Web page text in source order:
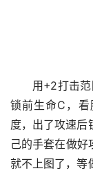
用+2打击
锁前生命C，
度，出了攻速后
己的手套在做好
就不上图了，等